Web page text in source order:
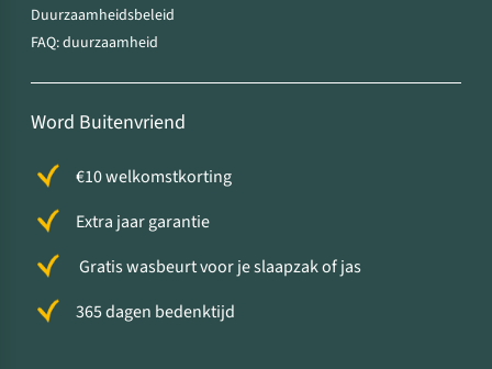
Duurzaamheidsbeleid
FAQ: duurzaamheid
Word Buitenvriend
€10 welkomstkorting
Extra jaar garantie
Gratis wasbeurt voor je slaapzak of jas
365 dagen bedenktijd